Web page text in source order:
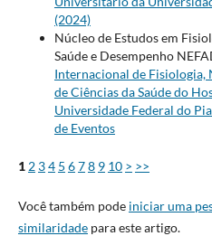
(2024)
Núcleo de Estudos em
Saúde e Desempenho
Internacional de Fisiologia,
de Ciências da Saúde do
Universidade Federal do
de Eventos
1 2 34 5 678 9 10 > >>
Você também pode iniciar uma
similaridadepara este artigo.